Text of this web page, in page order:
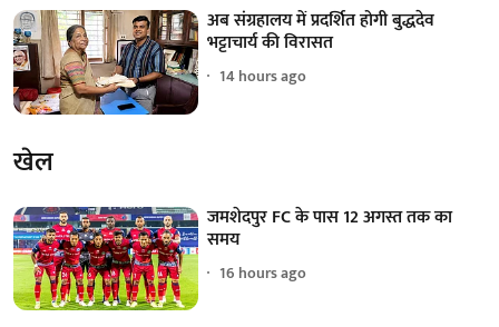
अब संग्रहालय में प्रदर्शित होगी बुद्धदेव
भट्टाचार्य की विरासत
14 hours ago
खेल
जमशेदपुर FC के पास 12 अगस्त तक का
समय
16 hours ago